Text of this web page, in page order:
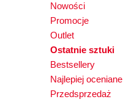
Nowości
Promocje
Outlet
Ostatnie sztuki
Bestsellery
Najlepiej oceniane
Przedsprzedaż